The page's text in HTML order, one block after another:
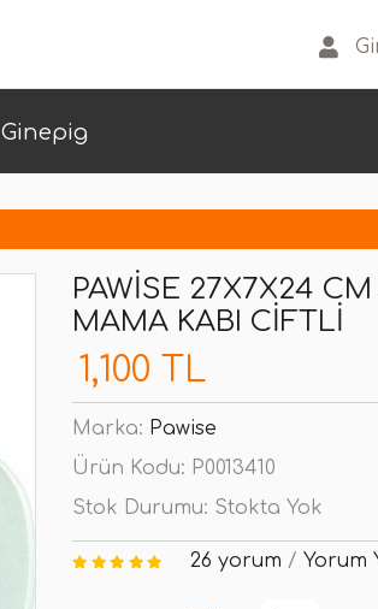
Ginepig
PAWISE 27X7X24
MAMA KABI CIFTLI
1,100 TL
Marka: Pawise
Ürün Kodu: P0013410
Stok Durumu: Stokta Yok
26 yorum / Yorum